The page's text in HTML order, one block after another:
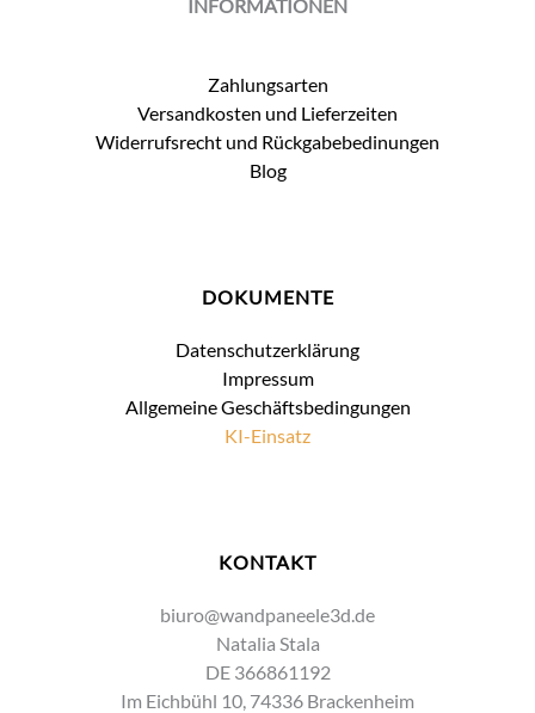
INFORMATIONEN
Zahlungsarten
Versandkosten und Lieferzeiten
Widerrufsrecht und Rückgabebedinungen
Blog
DOKUMENTE
Datenschutzerklärung
Impressum
Allgemeine Geschäftsbedingungen
KI-Einsatz
KONTAKT
biuro@wandpaneele3d.de
Natalia Stala
DE 366861192
Im Eichbühl 10, 74336 Brackenheim